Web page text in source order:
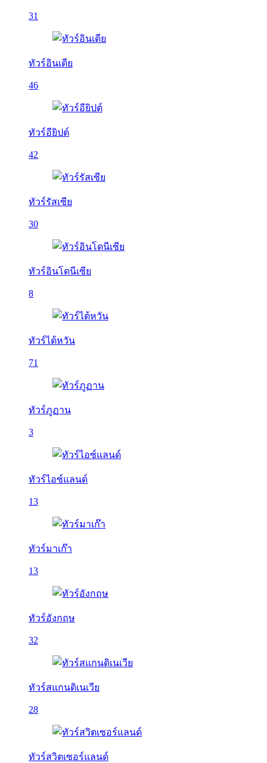
31
ทัวร์อินเดีย
46
ทัวร์อียิปต์
42
ทัวร์รัสเซีย
30
ทัวร์อินโดนีเซีย
8
ทัวร์ไต้หวัน
71
ทัวร์ภูฏาน
3
ทัวร์ไอซ์แลนด์
13
ทัวร์มาเก๊า
13
ทัวร์อังกฤษ
32
ทัวร์สแกนดิเนเวีย
28
ทัวร์สวิตเซอร์แลนด์